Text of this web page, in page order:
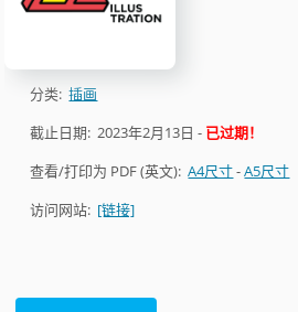
分类:插画
截止日期:2023年2月13日 - 已过期！
查看/打印为 PDF (英文):A4尺寸-A5尺寸
访问网站: [链接]